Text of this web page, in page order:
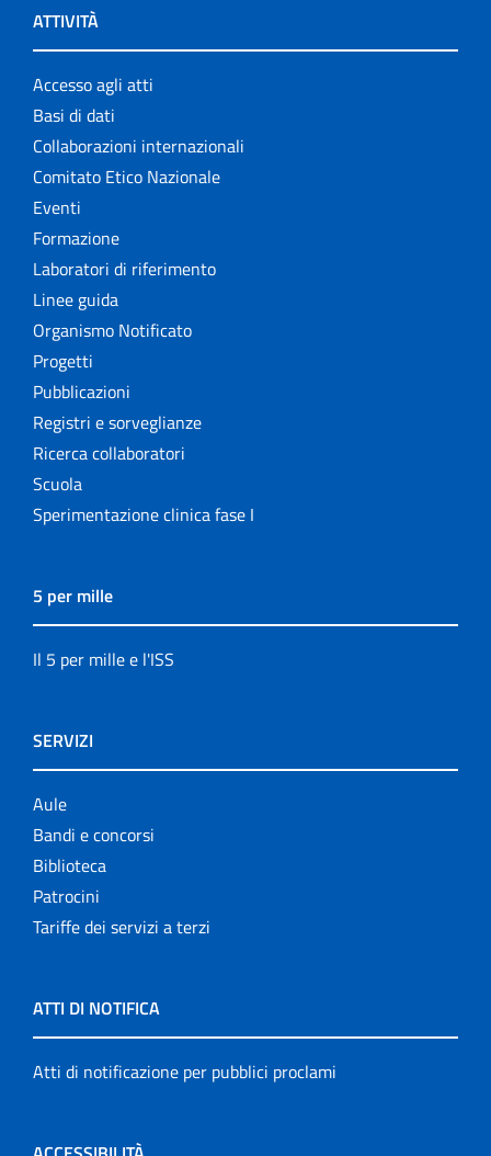
ATTIVITÀ
Accesso agli atti
Basi di dati
Collaborazioni internazionali
Comitato Etico Nazionale
Eventi
Formazione
Laboratori di riferimento
Linee guida
Organismo Notificato
Progetti
Pubblicazioni
Registri e sorveglianze
Ricerca collaboratori
Scuola
Sperimentazione clinica fase I
5 per mille
Il 5 per mille e l'ISS
SERVIZI
Aule
Bandi e concorsi
Biblioteca
Patrocini
Tariffe dei servizi a terzi
ATTI DI NOTIFICA
Atti di notificazione per pubblici proclami